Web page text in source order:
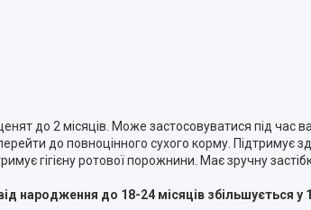
до 2 місяців. Може застосовуватися під час
до повноцінного сухого корму.
гігієну ротової порожнини. Має зручну
народження до 18-24 місяців збільшується у